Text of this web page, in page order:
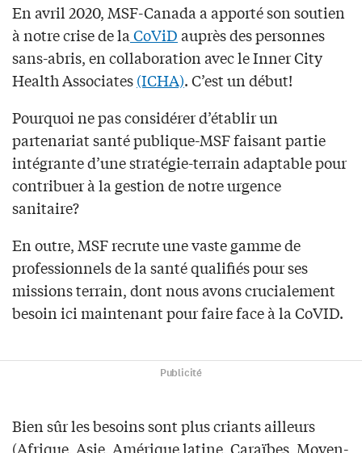
En avril 2020, MSF-Canada a apporté son soutien
à notre crise de la CoViDauprès des personnes
sans-abris, en collaboration avec le Inner City
Health Associates(ICHA). C’est un début!
Pourquoi ne pas considérer d’établir un
partenariat santé publique-MSF faisant partie
intégrante d’une stratégie-terrain adaptable pour
contribuer à la gestion de notre urgence
sanitaire?
En outre, MSF recrute une vaste gamme de
professionnels de la santé qualifiés pour ses
missions terrain, dont nous avons crucialement
besoin ici maintenant pour faire face à la CoVID.
Publicité
Bien sûr les besoins sont plus criants ailleurs
(Afrique, Asie, Amérique latine, Caraïbes, Moyen-